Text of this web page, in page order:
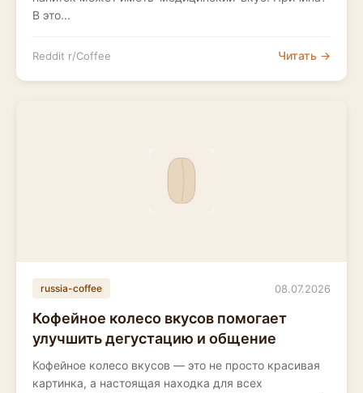
В это...
Reddit r/Coffee Читать →
russia-coffee 08.07.2026
Кофейное колесо вкусов помогает
улучшить дегустацию и общение
Кофейное колесо вкусов — это не просто красивая
картинка, а настоящая находка для всех